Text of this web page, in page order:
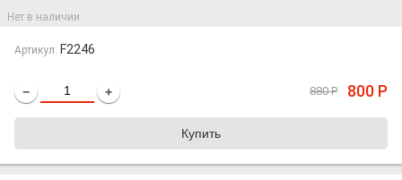
Нет в наличии
Артикул: F2246
− + 880Р 800 Р